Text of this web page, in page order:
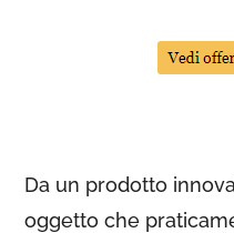
Da un prodotto
oggetto che